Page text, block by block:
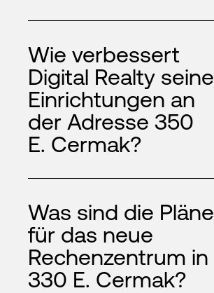
Wie verbessert
Digital Realty seine
Einrichtungen an
der Adresse 350
E. Cermak?
Was sind die Pläne
für das neue
Rechenzentrum in
330 E. Cermak?